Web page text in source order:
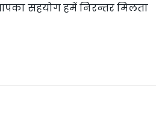
सहयोग हमें निरन्तर मिलता